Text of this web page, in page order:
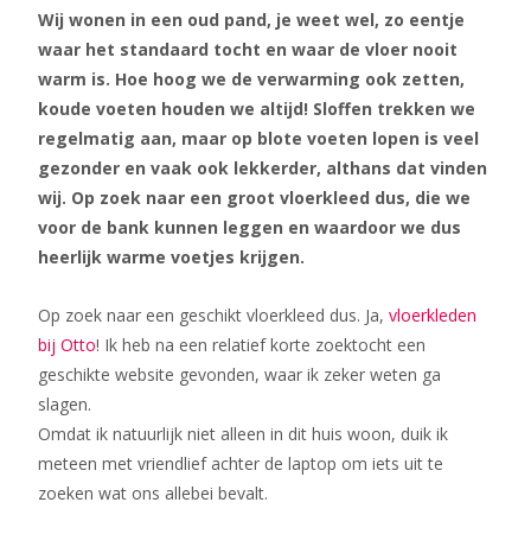
Wij wonen in een oud pand, je weet wel, zo eentje
waar het standaard tocht en waar de vloer nooit
warm is. Hoe hoog we de verwarming ook zetten,
koude voeten houden we altijd! Sloffen trekken we
regelmatig aan, maar op blote voeten lopen is veel
gezonder en vaak ook lekkerder, althans dat vinden
wij. Op zoek naar een groot vloerkleed dus, die we
voor de bank kunnen leggen en waardoor we dus
heerlijk warme voetjes krijgen.
Op zoek naar een geschikt vloerkleed dus. Ja, vloerkleden
bij Otto! Ik heb na een relatief korte zoektocht een
geschikte website gevonden, waar ik zeker weten ga
slagen.
Omdat ik natuurlijk niet alleen in dit huis woon, duik ik
meteen met vriendlief achter de laptop om iets uit te
zoeken wat ons allebei bevalt.